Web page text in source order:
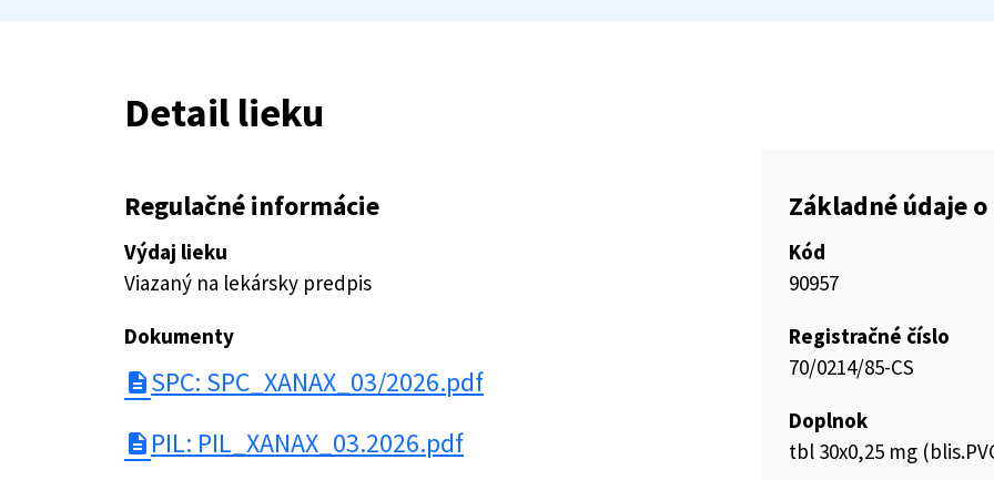
Detail lieku
Regulačné informácie
Výdaj lieku
Viazaný na lekársky predpis
Dokumenty
description SPC: SPC_XANAX_03/2026.pdf
description PIL: PIL_XANAX_03.2026.pdf
Základné údaje
Kód
90957
Registračné číslo
70/0214/85-CS
Doplnok
tbl 30x0,25 mg